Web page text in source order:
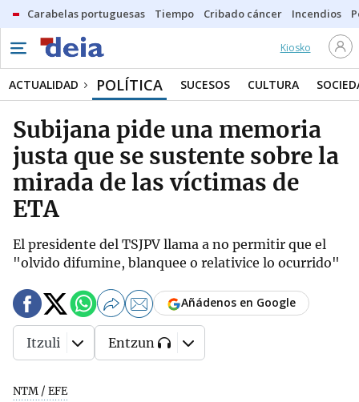
Carabelas portuguesas Tiempo Cribado cáncer Incendios
Kiosko
ACTUALIDAD POLÍTICA SUCESOS CULTURA
Subijana pide una memoria
justa que se sustente sobre la
mirada de las víctimas de
ETA
El presidente del TSJPV llama a no permitir que el
"olvido difumine, blanquee o relativice lo ocurrido"
NTM / EFE
Añádenos en Google
Itzuli Entzun